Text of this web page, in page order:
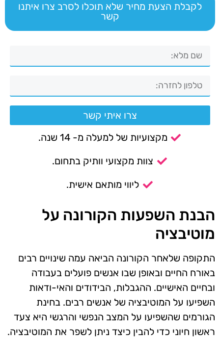
לקבלת הצעת מחיר שלא תוכלו לסרב צרו איתנו
קשר
צרו איתי קשר
מקצועיות של למעלה מ- 14 שנה.
צוות מקצועי וותיק בתחום.
ליווי מותאם אישית.
הבנת השפעות הקורונה על
מוטיבציה
התקופה שלאחר הקורונה הביאה עמה שינויים רבים
באורח החיים ובאופן שבו אנשים פועלים בעבודה
ובחיים האישיים. ההגבלות, הבידודים והאי-ודאות
השפיעו על המוטיבציה של אנשים רבים. בחינת
הגורמים שהשפיעו על המצב הנפשי והרגשי היא צעד
ראשון חיוני כדי להבין כיצד ניתן לשפר את המוטיבציה.